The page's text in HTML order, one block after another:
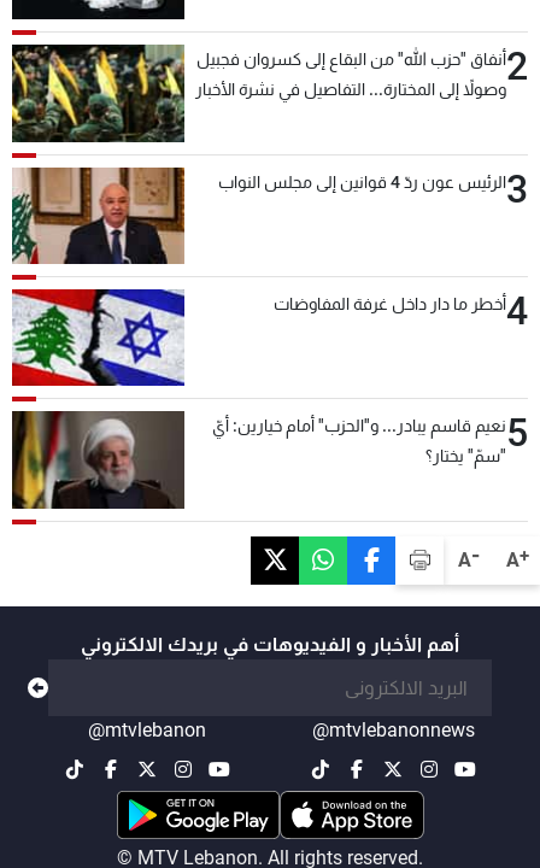
A+
A-
2أنفاق "حزب الله" من البقاع إلى كسروان فجبيل
وصولاً إلى المختارة... التفاصيل في نشرة الأخبار
3الرئيس عون ردّ 4 قوانين إلى مجلس النواب
4أخطر ما دار داخل غرفة المفاوضات
5نعيم قاسم يبادر... و"الحزب" أمام خيارين: أيّ
"سمّ" يختار؟
أهم الأخبار و الفيديوهات في بريدك الالكتروني
@mtvlebanonnews
@mtvlebanon
© MTV Lebanon. All rights reserved.